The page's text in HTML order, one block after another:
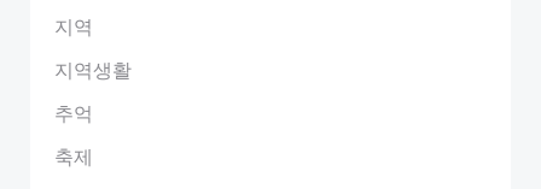
지역
지역생활
추억
축제